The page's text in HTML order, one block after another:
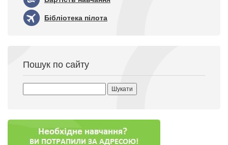
Бібліотека пілота
Пошук по сайту